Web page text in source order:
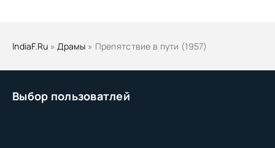
Выбор пользоватлей
IndiaF.Ru » Драмы » Препятствие в пути (1957)